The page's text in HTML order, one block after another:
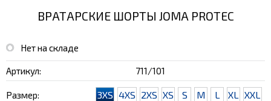
ВРАТАРСКИЕ ШОРТЫ JOMA PROTEC
Нет на складе
Артикул: 711/101
Размер: 3XS 4XS 2XS XS S M L XL XXL